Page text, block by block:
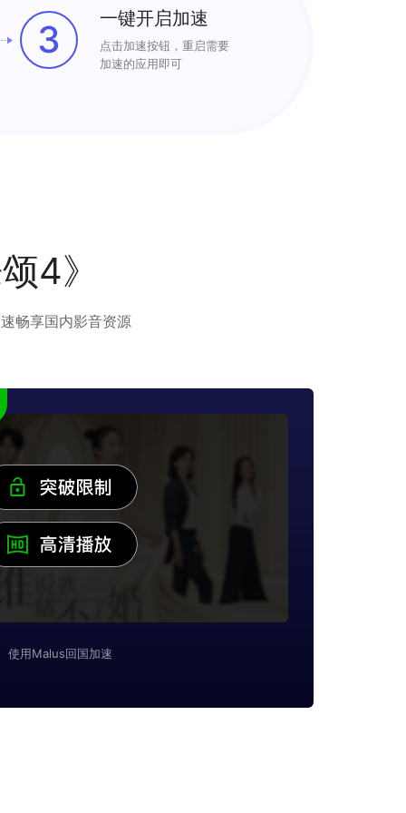
3 一键开启加速
点击加速按钮，重启需要
加速的应用即可
4》
畅享国内影音资源
使用Malus回国加速